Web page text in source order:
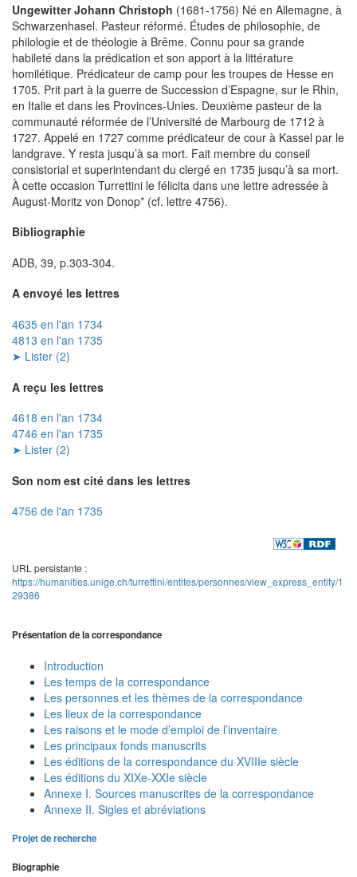
Ungewitter Johann Christoph (1681-1756) Né en Allemagne, à
Schwarzenhasel. Pasteur réformé. Études de philosophie, de
philologie et de théologie à Brême. Connu pour sa grande
habileté dans la prédication et son apport à la littérature
homilétique. Prédicateur de camp pour les troupes de Hesse en
1705. Prit part à la guerre de Succession d’Espagne, sur le Rhin,
en Italie et dans les Provinces-Unies. Deuxième pasteur de la
communauté réformée de l’Université de Marbourg de 1712 à
1727. Appelé en 1727 comme prédicateur de cour à Kassel par le
landgrave. Y resta jusqu’à sa mort. Fait membre du conseil
consistorial et superintendant du clergé en 1735 jusqu’à sa mort.
À cette occasion Turrettini le félicita dans une lettre adressée à
August-Moritz von Donop* (cf. lettre 4756).
Bibliographie
ADB, 39, p.303-304.
A envoyé les lettres
4635 en l'an 1734
4813 en l'an 1735
➤ Lister (2)
A reçu les lettres
4618 en l'an 1734
4746 en l'an 1735
➤ Lister (2)
Son nom est cité dans les lettres
4756 de l'an 1735
URL persistante :
https://humanities.unige.ch/turrettini/entites/personnes/view_express_entity/1
29386
Présentation de la correspondance
Introduction
Les temps de la correspondance
Les personnes et les thèmes de la correspondance
Les lieux de la correspondance
Les raisons et le mode d’emploi de l’inventaire
Les principaux fonds manuscrits
Les éditions de la correspondance du XVIIIe siècle
Les éditions du XIXe-XXIe siècle
Annexe I. Sources manuscrites de la correspondance
Annexe II. Sigles et abréviations
Projet de recherche
Biographie